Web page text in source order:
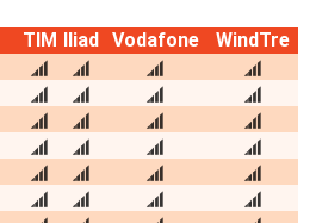
TIM Iliad Vodafone
WindTre